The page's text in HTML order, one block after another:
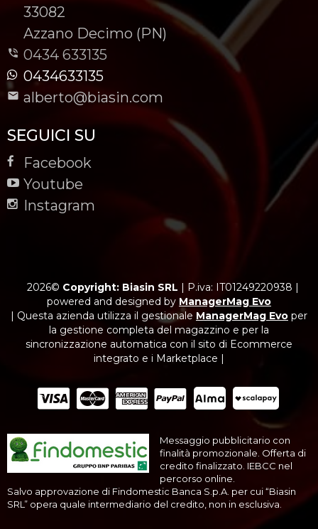
-
33082
-
Azzano Decimo (PN)
0434 633135
0434633135
alberto@biasin.com
SEGUICI SU
Facebook
Youtube
Instagram
2026© Copyright: Biasin SRL | P.iva: IT01249220938 |
powered and designed by ManagerMag Evo
| Questa azienda utilizza il gestionale ManagerMag Evo per
la gestione completa del magazzino e per la
sincronizzazione automatica con il sito di Ecommerce
integrato e i Marketplace |
Messaggio pubblicitario con
finalità promozionale. Offerta di
credito finalizzato. IEBCC nel
percorso online.
Salvo approvazione di Findomestic Banca S.p.A. per cui “Biasin
SRL” opera quale intermediario del credito, non in esclusiva.